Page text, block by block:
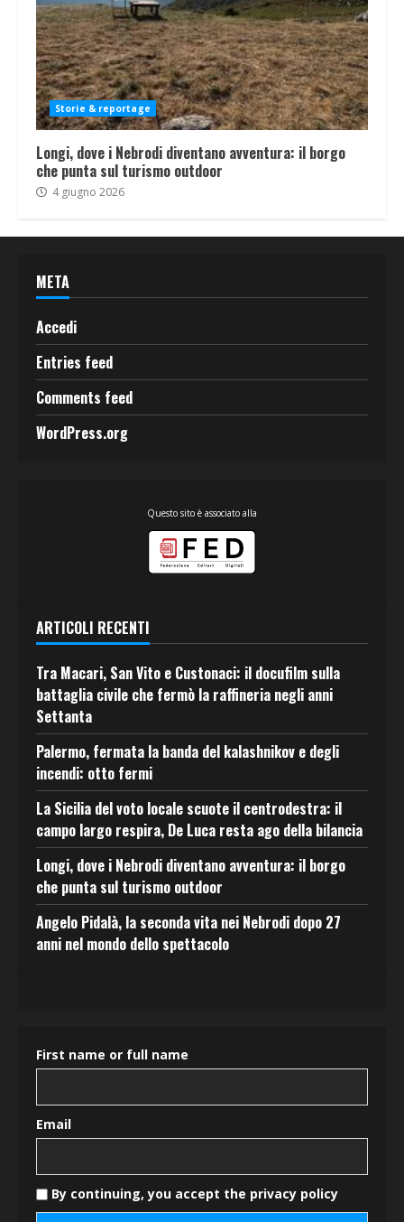
Storie & reportage
Longi, dove i Nebrodi diventano avventura: il borgo
che punta sul turismo outdoor
4 giugno 2026
META
Accedi
Entries feed
Comments feed
WordPress.org
Questo sito è associato alla
ARTICOLI RECENTI
Tra Macari, San Vito e Custonaci: il docufilm sulla
battaglia civile che fermò la raffineria negli anni
Settanta
Palermo, fermata la banda del kalashnikov e degli
incendi: otto fermi
La Sicilia del voto locale scuote il centrodestra: il
campo largo respira, De Luca resta ago della bilancia
Longi, dove i Nebrodi diventano avventura: il borgo
che punta sul turismo outdoor
Angelo Pidalà, la seconda vita nei Nebrodi dopo 27
anni nel mondo dello spettacolo
First name or full name
Email
By continuing, you accept the privacy policy